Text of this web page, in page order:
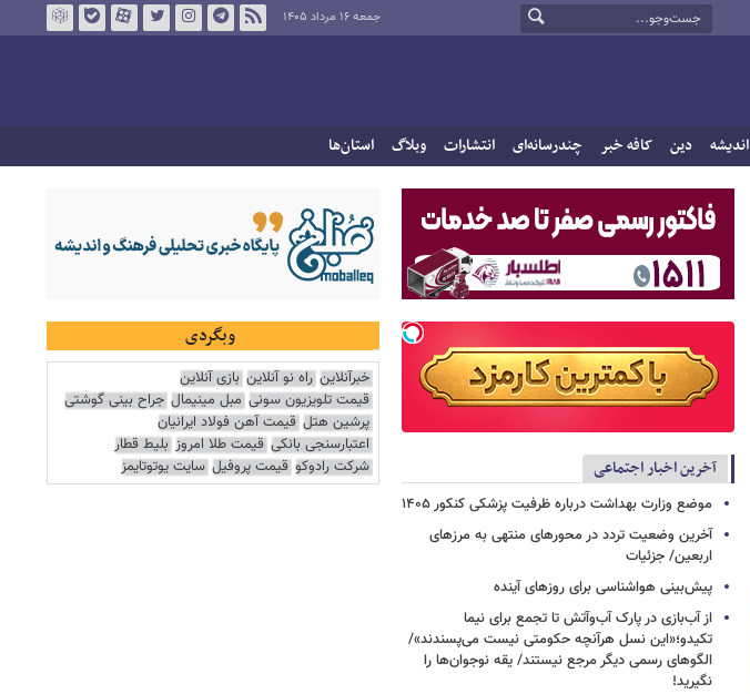
جمعه ۱۶ مرداد ۱۴۰۵
اندیشه دین کافه خبر چندرسانه‌ای انتشارات وبلاگ استان‌ها
آخرین اخبار اجتماعی
موضع وزارت بهداشت درباره ظرفیت پزشکی کنکور ۱۴۰۵
آخرین وضعیت تردد در محورهای منتهی به مرزهای
اربعین/ جزئیات
پیش‌بینی هواشناسی برای روزهای آینده
از آب‌بازی در پارک آب‌وآتش تا تجمع برای نیما
تکیدو؛«این نسل هرآنچه حکومتی نیست می‌پسندند»/
الگوهای رسمی دیگر مرجع نیستند/ یقه نوجوان‌ها را
نگیرید!
وبگردی
خبرآنلاین راه نو آنلاین بازی آنلاین
قیمت تلویزیون سونی مبل مینیمال جراح بینی گوشتی
پرشین هتل قیمت آهن فولاد ایرانیان
اعتبارسنجی بانکی قیمت طلا امروز بلیط قطار
شرکت رادوکو قیمت پروفیل سایت یوتوتایمز